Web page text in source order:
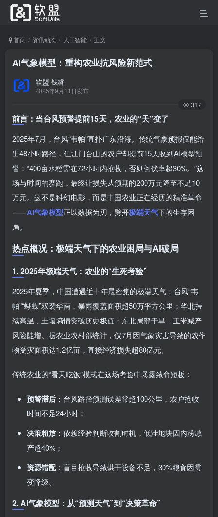
首页 资讯动态 人工智能 正文
AI气象模型：重构农业抗风险新范式
软盟 钱睿
2025年9月11日发布
317
前言：当台风预警提前15天，农业的“天”变了
2025年7月，台风“韦帕”直扑广东沿海。传统气象预报仅能给
出48小时路径，但江门台山的农户却提前15天收到AI模型预
警：“400亩水稻需在72小时内抢收，否则倒伏率超30%。”这
场与时间的赛跑，最终让损失从预期的200万元降至不足10
万元。这不是科幻电影，而是中国农业正在经历的精准革命
——AI气象模型正以数据为刃，劈开极端天气下的生存困
局。
热点概况：极端天气下的农业困局与AI破局
1. 2025年极端天气：农业的“生死考验”
2025年夏季，中国遭遇近十年最密集的极端天气：台风“韦
帕”“蝴蝶”双袭华南，暴雨覆盖面积超50万平方公里；华北持
续高温，土壤墒情突破历史极值；东北局部干旱，玉米减产
风险陡增。据农业农村部统计，仅7月因气象灾害导致的农作
物受灾面积达1.2亿亩，直接经济损失超80亿元。
传统农业的“看天吃饭”模式在这场考验中暴露致命短板：
预警滞后 ：台风路径预测误差常超100公里，农户抢收
时间不足24小时；
决策粗放 ：依赖经验判断收割时机，低洼地块因内涝减
产超40%；
资源错配：盲目抢收导致烘干设备不足，30%粮食因霉
变降级。
2. AI气象模型：从“预测天气”到“决策革命”